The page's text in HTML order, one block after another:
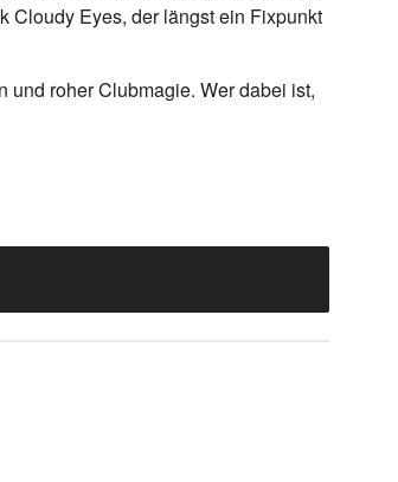
Cloudy Eyes, der längst ein Fixpunkt
und roher Clubmagie. Wer dabei ist,